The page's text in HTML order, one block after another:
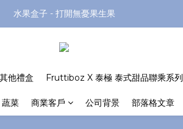
水果盒子 - 打開無憂果生果
他禮盒 Fruttiboz X 泰極 泰式甜品聯乘系列
蔬菜 商業客戶 公司背景 部落格文章